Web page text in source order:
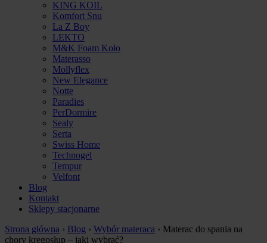
KING KOIL
Komfort Snu
La Z Boy
LEKTO
M&K Foam Koło
Materasso
Mollyflex
New Elegance
Notte
Paradies
PerDormire
Sealy
Serta
Swiss Home
Technogel
Tempur
Velfont
Blog
Kontakt
Sklepy stacjonarne
Strona główna › Blog › Wybór materaca › Materac do spania na
chory kręgosłup – jaki wybrać?